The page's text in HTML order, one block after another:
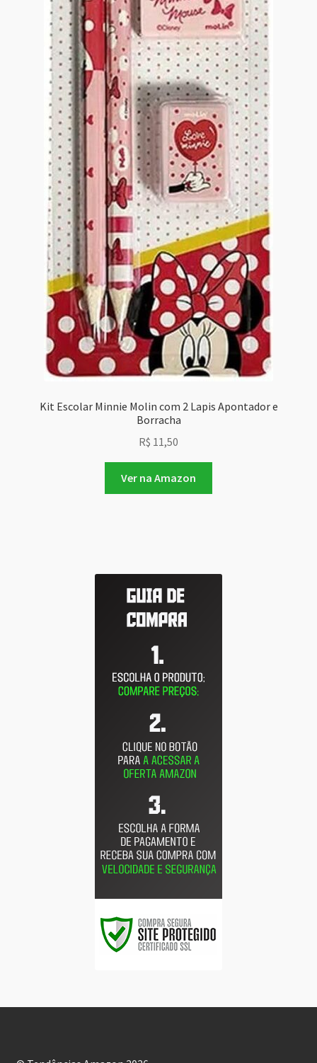
Kit Escolar Minnie Molin com 2 Lapis Apontador e
Borracha
R$ 11,50
Ver na Amazon